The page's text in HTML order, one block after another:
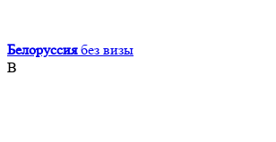
Белоруссия без визы
В